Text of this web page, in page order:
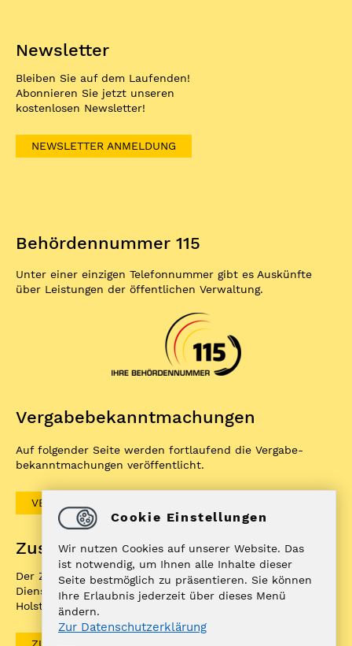
Newsletter
Bleiben Sie auf dem Laufenden!
Abonnieren Sie jetzt unseren
kostenlosen Newsletter!
NEWSLETTER ANMELDUNG
Behördennummer 115
Unter einer einzigen Telefonnummer gibt es Auskünfte
über Leistungen der öffentlichen Verwaltung.
Vergabe­bekannt­machungen
Auf folgender Seite werden fortlaufend die Vergabe­
bekannt­machungen veröffentlicht.
VERGABEBEKANNTMACHUNGEN
Zuständigkeitenfinder
Der ZuFiSH ist ein Informations­portal rund um
Dienstleistungen, die die öffentliche Hand in Schleswig-
Holstein Ihnen als BürgerIn anbietet.
Cookie Einstellungen
Wir nutzen Cookies auf unserer Website. Das
ist notwendig, um Ihnen alle Inhalte dieser
Seite bestmöglich zu präsentieren. Sie können
Ihre Erlaubnis jederzeit über dieses Menü
ändern.
Zur Datenschutzerklärung